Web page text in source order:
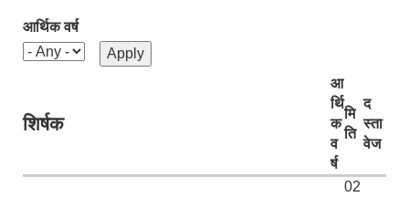
आर्थिक वर्ष
शिर्षक
आ
र्थि
क
व
र्ष
मि
ति
द
स्ता
वेज
02